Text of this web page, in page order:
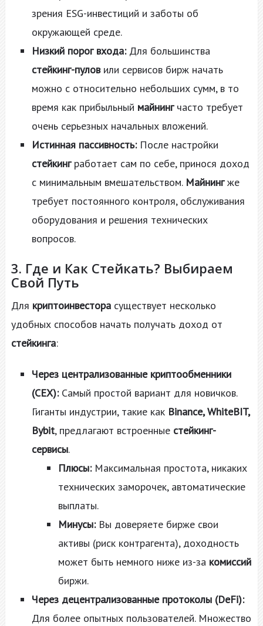
зрения ESG-инвестиций и заботы об
окружающей среде.
Низкий порог входа:Для большинства
стейкинг-пуловили сервисов бирж начать
можно с относительно небольших сумм, в то
время как прибыльный майнингчасто требует
очень серьезных начальных вложений.
Истинная пассивность:После настройки
стейкингработает сам по себе, принося доход
с минимальным вмешательством. Майнингже
требует постоянного контроля, обслуживания
оборудования и решения технических
вопросов.
3. Где и Как Стейкать? Выбираем
Свой Путь
Для криптоинвесторасуществует несколько
удобных способов начать получать доход от
стейкинга:
Через централизованные криптообменники
(CEX):Самый простой вариант для новичков.
Гиганты индустрии, такие как Binance, WhiteBIT,
Bybit, предлагают встроенные стейкинг-
сервисы.
Плюсы:Максимальная простота, никаких
технических заморочек, автоматические
выплаты.
Минусы:Вы доверяете бирже свои
активы (риск контрагента), доходность
может быть немного ниже из-за комиссий
биржи.
Через децентрализованные протоколы (DeFi):
Для более опытных пользователей. Множество